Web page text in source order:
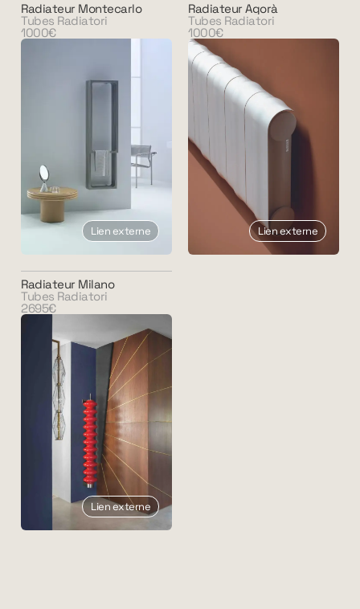
Radiateur Montecarlo
Tubes Radiatori
1000€
Lien externe
Radiateur Agorà
Tubes Radiatori
1000€
Lien externe
Radiateur Milano
Tubes Radiatori
2695€
Lien externe